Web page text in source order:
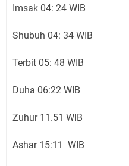
Imsak 04: 24 WIB
Shubuh 04: 34 WIB
Terbit 05: 48 WIB
Duha 06:22 WIB
Zuhur 11.51 WIB
Ashar 15:11 WIB